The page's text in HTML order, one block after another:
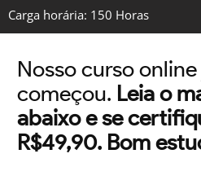
Carga horária: 150 Horas
Nosso curso online
começou. Leia o
abaixo e se
R$49,90. Bom